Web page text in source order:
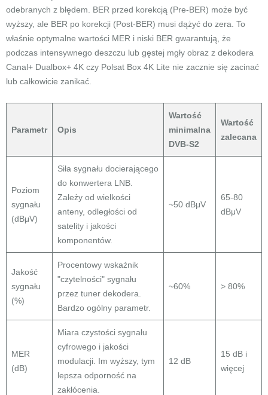
odebranych z błędem. BER przed korekcją (Pre-BER) może być
wyższy, ale BER po korekcji (Post-BER) musi dążyć do zera. To
właśnie optymalne wartości MER i niski BER gwarantują, że
podczas intensywnego deszczu lub gęstej mgły obraz z dekodera
Canal+ Dualbox+ 4K czy Polsat Box 4K Lite nie zacznie się zacinać
lub całkowicie zanikać.
Parametr Opis
Wartość
minimalna
DVB-S2
Wartość
zalecana
Poziom
sygnału
(dBμV)
Siła sygnału docierającego
do konwertera LNB.
Zależy od wielkości
anteny, odległości od
satelity i jakości
komponentów.
~50 dBμV
65-80
dBμV
Jakość
sygnału
(%)
Procentowy wskaźnik
"czytelności" sygnału
przez tuner dekodera.
Bardzo ogólny parametr.
~60% > 80%
MER
(dB)
Miara czystości sygnału
cyfrowego i jakości
modulacji. Im wyższy, tym
lepsza odporność na
zakłócenia.
12 dB
15 dB i
więcej